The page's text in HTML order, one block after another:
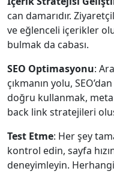
can damarıdır.
ve eğlenceli içerikler
bulmak da cabası.
SEO Optimasyonu:
çıkmanın yolu,
doğru kullanmak, meta
back link stratejileri
Test Etme: Her şey
kontrol edin, sayfa
deneyimleyin.